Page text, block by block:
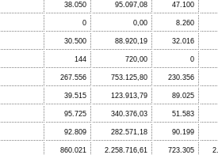
38.050 95.097,08 47.100
0 0,00 8.260
30.500 88.920,19 32.016
144 720,00 0
267.556 753.125,80 230.356
39.515 123.913,79 89.025
95.725 340.376,03 51.583
92.809 282.571,18 90.199
860.021 2.258.716,61 723.305